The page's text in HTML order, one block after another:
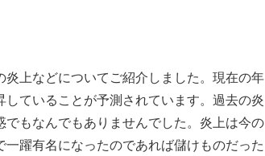
上などについてご紹介しました。現在の年
ていることが予測されています。過去の炎
もなんでもありませんでした。炎上は今の
躍有名になったのであれば儲けものだった